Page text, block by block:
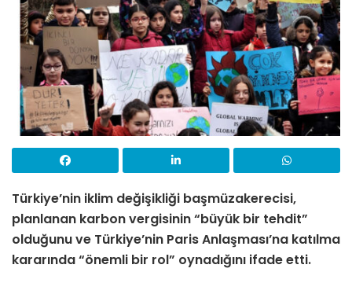
Türkiye’nin iklim değişikliği başmüzakerecisi,
planlanan karbon vergisinin “büyük bir tehdit”
olduğunu ve Türkiye’nin Paris Anlaşması’na katılma
kararında “önemli bir rol” oynadığını ifade etti.